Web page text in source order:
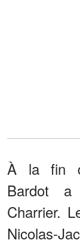
À la fin
Bardot a
Charrier.
Nicolas-